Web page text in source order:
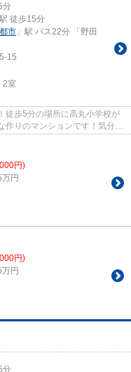
分
駅 徒歩15分
市 」駅 バス22分 「野田
5-15
2室
徒歩5分の場所に高丸小学校が
作りのマンションです！気分が
円)
円
円)
円
分